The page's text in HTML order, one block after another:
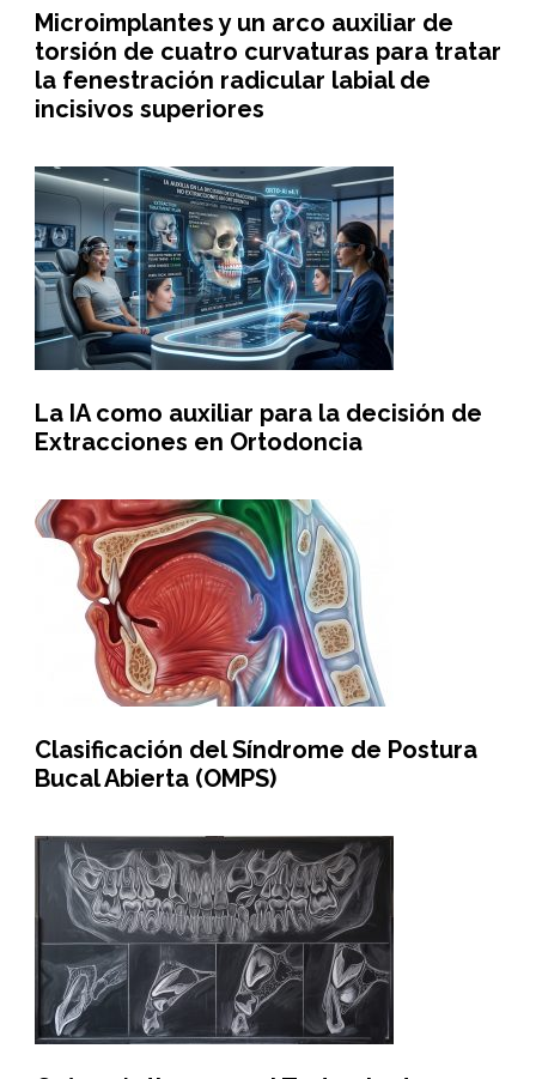
Microimplantes y un arco auxiliar de
torsión de cuatro curvaturas para tratar
la fenestración radicular labial de
incisivos superiores
La IA como auxiliar para la decisión de
Extracciones en Ortodoncia
Clasificación del Síndrome de Postura
Bucal Abierta (OMPS)